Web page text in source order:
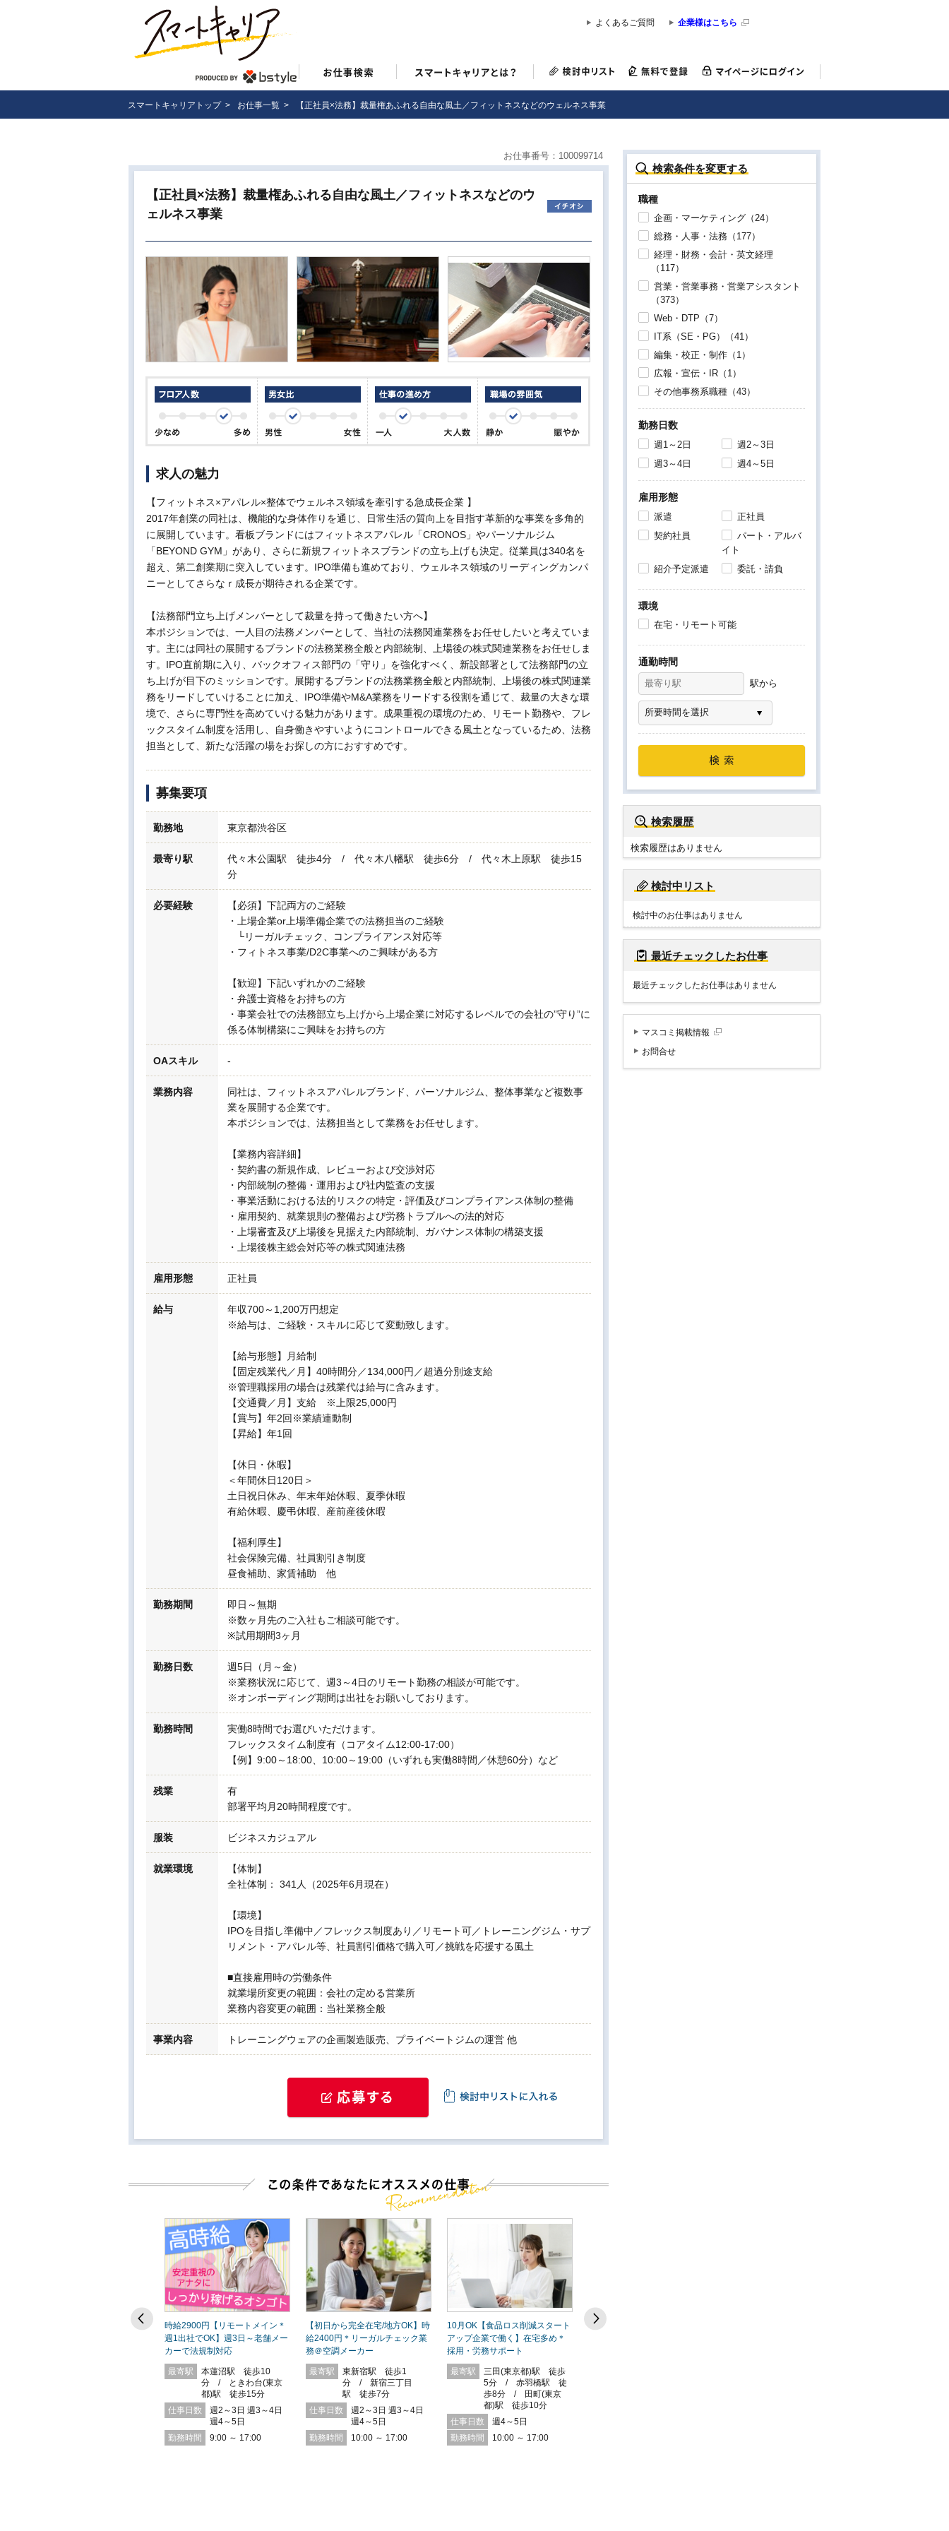
よくあるご質問 企業様はこちら
スマートキャリアトップ> お仕事一覧 > 【正社員×法務】裁量権あふれる自由な風土／フィットネスなどのウェルネス事業
お仕事番号：100099714
【正社員×法務】裁量権あふれる自由な風土／フィットネスなどのウ
ェルネス事業
求人の魅力
【フィットネス×アパレル×整体でウェルネス領域を牽引する急成長企業 】
2017年創業の同社は、機能的な身体作りを通じ、日常生活の質向上を目指す革新的な事業を多角的
に展開しています。看板ブランドにはフィットネスアパレル「CRONOS」やパーソナルジム
「BEYOND GYM」があり、さらに新規フィットネスブランドの立ち上げも決定。従業員は340名を
超え、第二創業期に突入しています。IPO準備も進めており、ウェルネス領域のリーディングカンパ
ニーとしてさらなｒ成長が期待される企業です。
【法務部門立ち上げメンバーとして裁量を持って働きたい方へ】
本ポジションでは、一人目の法務メンバーとして、当社の法務関連業務をお任せしたいと考えていま
す。主には同社の展開するブランドの法務業務全般と内部統制、上場後の株式関連業務をお任せしま
す。IPO直前期に入り、バックオフィス部門の「守り」を強化すべく、新設部署として法務部門の立
ち上げが目下のミッションです。展開するブランドの法務業務全般と内部統制、上場後の株式関連業
務をリードしていけることに加え、IPO準備やM&A業務をリードする役割を通じて、裁量の大きな環
境で、さらに専門性を高めていける魅力があります。成果重視の環境のため、リモート勤務や、フレ
ックスタイム制度を活用し、自身働きやすいようにコントロールできる風土となっているため、法務
担当として、新たな活躍の場をお探しの方におすすめです。
募集要項
勤務地 東京都渋谷区
最寄り駅
代々木公園駅 徒歩4分 / 代々木八幡駅 徒歩6分 / 代々木上原駅 徒歩15
分
必要経験
【必須】下記両方のご経験
・上場企業or上場準備企業での法務担当のご経験
└リーガルチェック、コンプライアンス対応等
・フィトネス事業/D2C事業へのご興味がある方
【歓迎】下記いずれかのご経験
・弁護士資格をお持ちの方
・事業会社での法務部立ち上げから上場企業に対応するレベルでの会社の”守り”に
係る体制構築にご興味をお持ちの方
OAスキル -
業務内容
同社は、フィットネスアパレルブランド、パーソナルジム、整体事業など複数事
業を展開する企業です。
本ポジションでは、法務担当として業務をお任せします。
【業務内容詳細】
・契約書の新規作成、レビューおよび交渉対応
・内部統制の整備・運用および社内監査の支援
・事業活動における法的リスクの特定・評価及びコンプライアンス体制の整備
・雇用契約、就業規則の整備および労務トラブルへの法的対応
・上場審査及び上場後を見据えた内部統制、ガバナンス体制の構築支援
・上場後株主総会対応等の株式関連法務
雇用形態 正社員
給与
年収700～1,200万円想定
※給与は、ご経験・スキルに応じて変動致します。
【給与形態】月給制
【固定残業代／月】40時間分／134,000円／超過分別途支給
※管理職採用の場合は残業代は給与に含みます。
【交通費／月】支給 ※上限25,000円
【賞与】年2回※業績連動制
【昇給】年1回
【休日・休暇】
＜年間休日120日＞
土日祝日休み、年末年始休暇、夏季休暇
有給休暇、慶弔休暇、産前産後休暇
【福利厚生】
社会保険完備、社員割引き制度
昼食補助、家賃補助 他
勤務期間
即日～無期
※数ヶ月先のご入社もご相談可能です。
※試用期間3ヶ月
勤務日数
週5日（月～金）
※業務状況に応じて、週3～4日のリモート勤務の相談が可能です。
※オンボーディング期間は出社をお願いしております。
勤務時間
実働8時間でお選びいただけます。
フレックスタイム制度有（コアタイム12:00-17:00）
【例】9:00～18:00、10:00～19:00（いずれも実働8時間／休憩60分）など
残業
有
部署平均月20時間程度です。
服装 ビジネスカジュアル
就業環境
【体制】
全社体制： 341人（2025年6月現在）
【環境】
IPOを目指し準備中／フレックス制度あり／リモート可／トレーニングジム・サプ
リメント・アパレル等、社員割引価格で購入可／挑戦を応援する風土
■直接雇用時の労働条件
就業場所変更の範囲：会社の定める営業所
業務内容変更の範囲：当社業務全般
事業内容 トレーニングウェアの企画製造販売、プライベートジムの運営 他
【出社は初日のみ！フルリモー
時給2900円【リモートメイン＊
週1出社でOK】週3日～老舗メー
カーで法規制対応
最寄駅
本蓮沼駅 徒歩10
分 / ときわ台(東京
都)駅 徒歩15分
仕事日数
週2～3日 週3～4日
週4～5日
勤務時間
9:00 ～ 17:00
【初日から完全在宅/地方OK】時
給2400円＊リーガルチェック業
務＠空調メーカー
最寄駅
東新宿駅 徒歩1
分 / 新宿三丁目
駅 徒歩7分
仕事日数
週2～3日 週3～4日
週4～5日
勤務時間
10:00 ～ 17:00
10月OK【食品ロス削減スタート
アップ企業で働く】在宅多め＊
採用・労務サポート
最寄駅
三田(東京都)駅 徒歩
5分 / 赤羽橋駅 徒
歩8分 / 田町(東京
都)駅 徒歩10分
仕事日数
週4～5日
勤務時間
10:00 ～ 17:00
【完全在宅・週4日】コミュニケ
検索条件を変更する
職種
企画・マーケティング（24）
総務・人事・法務（177）
経理・財務・会計・英文経理
（117）
営業・営業事務・営業アシスタント
（373）
Web・DTP（7）
IT系（SE・PG）（41）
編集・校正・制作（1）
広報・宣伝・IR（1）
その他事務系職種（43）
勤務日数
週1～2日
週2～3日
週3～4日
週4～5日
雇用形態
派遣
正社員
契約社員
パート・アルバ
イト
紹介予定派遣
委託・請負
環境
在宅・リモート可能
通勤時間
駅から
検索履歴
検索履歴はありません
検討中リスト
検討中のお仕事はありません
最近チェックしたお仕事
最近チェックしたお仕事はありません
マスコミ掲載情報
お問合せ